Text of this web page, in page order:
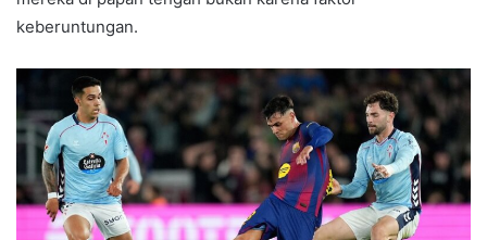
keberuntungan.